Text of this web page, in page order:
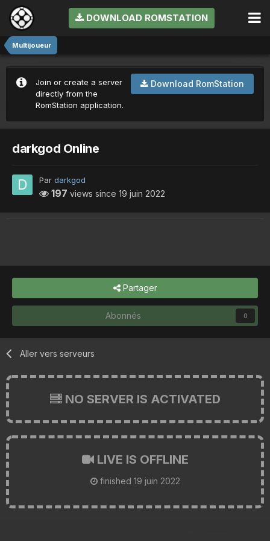
DOWNLOAD ROMSTATION
Multijoueur
Download RomStation
Join or create a server
directly from the
RomStation application.
darkgod Online
Par darkgod
197 views since 19 juin 2022
Partager
Abonnés 0
Aller vers serveurs
NO SERVER IS ACTIVATED
LIVE IS OFFLINE
finished 19 juin 2022